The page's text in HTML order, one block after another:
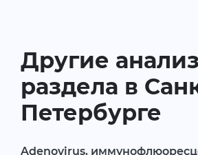
Другие
раздела в
Петербурге
Adenovirus,